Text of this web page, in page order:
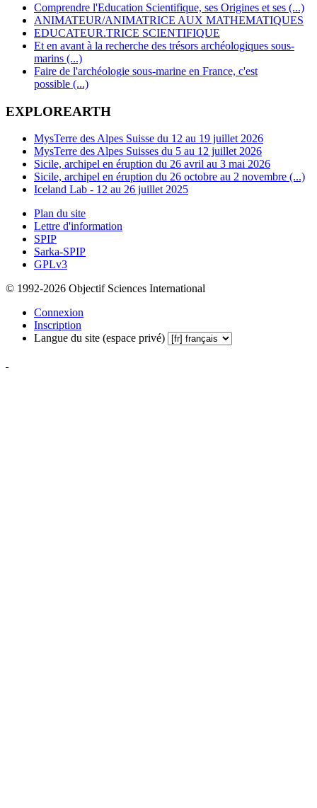
Comprendre l'Education Scientifique, ses Origines et ses (...)
ANIMATEUR/ANIMATRICE AUX MATHEMATIQUES
EDUCATEUR.TRICE SCIENTIFIQUE
Et en avant à la recherche des trésors archéologiques sous-
marins (...)
Faire de l'archéologie sous-marine en France, c'est
possible (...)
EXPLOREARTH
MysTerre des Alpes Suisse du 12 au 19 juillet 2026
MysTerre des Alpes Suisses du 5 au 12 juillet 2026
Sicile, archipel en éruption du 26 avril au 3 mai 2026
Sicile, archipel en éruption du 26 octobre au 2 novembre (...)
Iceland Lab - 12 au 26 juillet 2025
Plan du site
Lettre d'information
SPIP
Sarka-SPIP
GPLv3
© 1992-2026 Objectif Sciences International
Connexion
Inscription
Langue du site (espace privé)